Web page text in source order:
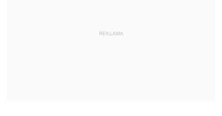
REKLAMA